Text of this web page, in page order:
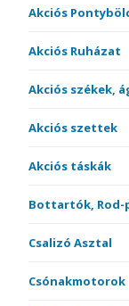
Akciós
Akciós Ruházat
Akciós székek,
Akciós szettek
Akciós táskák
Bottartók, Rod-
Csalizó Asztal
Csónakmotorok